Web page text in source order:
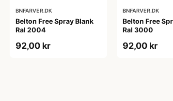
BNFARVER.DK
Belton Free Spray Blank
Ral 2004
92,00 kr
BNFARVER.DK
Belton Free
Ral 3000
92,00 kr